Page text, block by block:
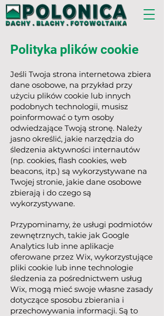
Polityka plików cookie
Jeśli Twoja strona internetowa zbiera
dane osobowe, na przykład przy
użyciu plików cookie lub innych
podobnych technologii, musisz
poinformować o tym osoby
odwiedzające Twoją stronę. Należy
jasno określić, jakie narzędzia do
śledzenia aktywności internautów
(np. cookies, flash cookies, web
beacons, itp.) są wykorzystywane na
Twojej stronie, jakie dane osobowe
zbierają i do czego są
wykorzystywane.
Przypominamy, że usługi podmiotów
zewnętrznych, takie jak Google
Analytics lub inne aplikacje
oferowane przez Wix, wykorzystujące
pliki cookie lub inne technologie
śledzenia za pośrednictwem usług
Wix, mogą mieć swoje własne zasady
dotyczące sposobu zbierania i
przechowywania informacji. Są to